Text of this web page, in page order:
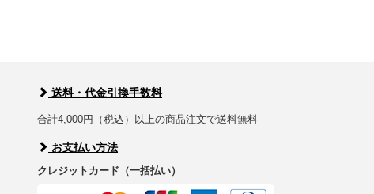
送料・代金引換手数料
合計4,000円（税込）以上の商品注文で送料無料
お支払い方法
クレジットカード（一括払い）